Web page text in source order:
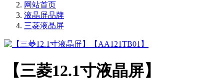
网站首页
液晶屏品牌
三菱液晶屏
【三菱12.1寸液晶屏】